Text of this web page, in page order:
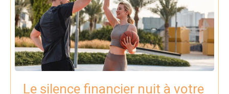
Le silence financier nuit à votre